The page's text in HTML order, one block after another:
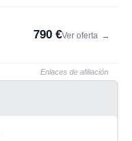
790 €Ver oferta →
Enlaces de afiliación